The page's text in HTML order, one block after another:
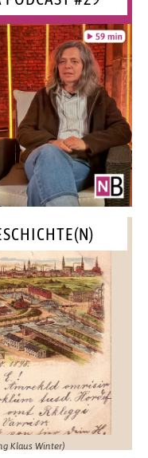
Klaus Winter)